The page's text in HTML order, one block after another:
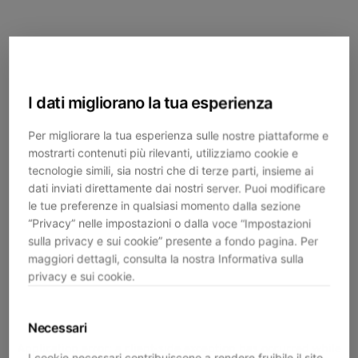
I dati migliorano la tua esperienza
Per migliorare la tua esperienza sulle nostre piattaforme e
mostrarti contenuti più rilevanti, utilizziamo cookie e
tecnologie simili, sia nostri che di terze parti, insieme ai
dati inviati direttamente dai nostri server. Puoi modificare
le tue preferenze in qualsiasi momento dalla sezione
“Privacy” nelle impostazioni o dalla voce “Impostazioni
sulla privacy e sui cookie” presente a fondo pagina. Per
maggiori dettagli, consulta la nostra Informativa sulla
privacy e sui cookie.
Necessari